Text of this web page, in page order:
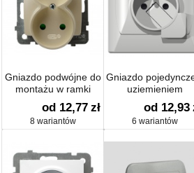
Gniazdo podwójne do
montażu w ramki
od 12,77 zł
8 wariantów
Gniazdo
uziemieniem
od 12,93
6 wariantów